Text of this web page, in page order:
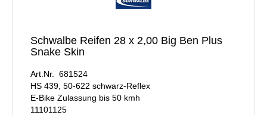
Schwalbe Reifen 28 x 2,00 Big Ben Plus
Snake Skin
Art.Nr. 681524
HS 439, 50-622 schwarz-Reflex
E-Bike Zulassung bis 50 kmh
11101125